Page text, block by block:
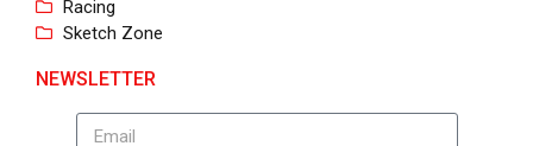
Racing
Sketch Zone
NEWSLETTER